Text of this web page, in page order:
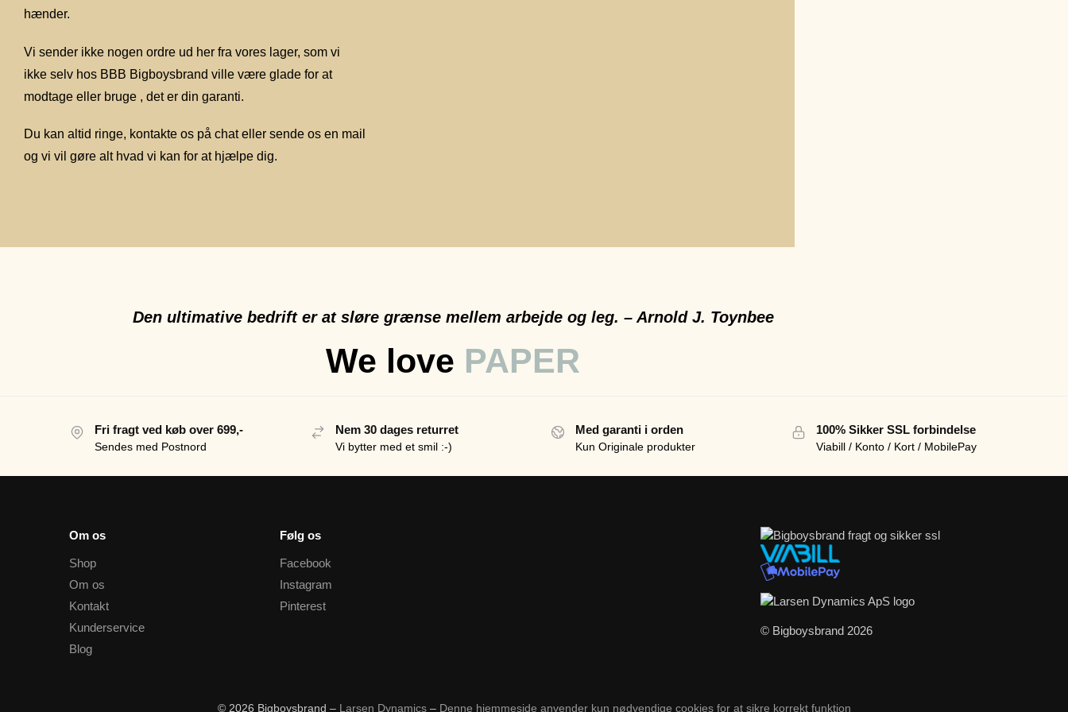
hænder.
Vi sender ikke nogen ordre ud her fra vores lager, som vi
ikke selv hos BBB Bigboysbrand ville være glade for at
modtage eller bruge , det er din garanti.
Du kan altid ringe, kontakte os på chat eller sende os en mail
og vi vil gøre alt hvad vi kan for at hjælpe dig.
Den ultimative bedrift er at sløre grænse mellem arbejde og leg. – Arnold J. Toynbee
We love PAPER
Fri fragt ved køb over 699,-
Sendes med Postnord
Nem 30 dages returret
Vi bytter med et smil :-)
Med garanti i orden
Kun Originale produkter
100% Sikker SSL forbindelse
Viabill / Konto / Kort / MobilePay
Om os
Shop
Om os
Kontakt
Kunderservice
Blog
Følg os
Facebook
Instagram
Pinterest
© Bigboysbrand 2026
© 2026 Bigboysbrand – Larsen Dynamics – Denne hjemmeside anvender kun nødvendige cookies for at sikre korrekt funktion